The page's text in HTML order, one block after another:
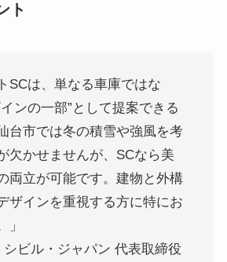
ト
SCは、単なる車庫ではな
ンの一部”として提案できる
台市では冬の積雪や強風を考
欠かせませんが、SCなら美
両立が可能です。建物と外構
ザインを重視する方に特にお
」
ビル・ジャパン 代表取締役